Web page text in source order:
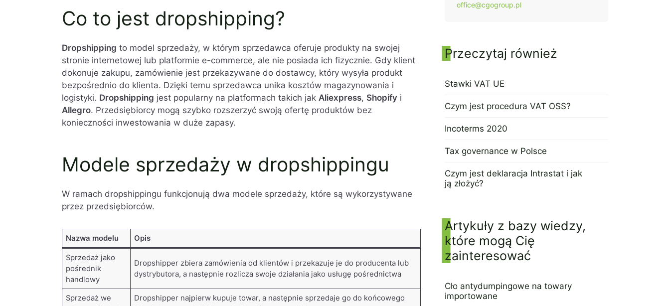
Modele sprzedaży w dropshippingu
Jak rozliczyć VAT w dropshippingu?
Dropshipping do USA z Polski
Dropshipping na platformach e-commerce
Kluczowe elementy rozliczania VAT w dropshippingu
Dropshipping a VAT – wyzwania i najlepsze praktyki
Rozliczenie VAT w dropshippingu – podsumowanie
FAQ – Najczęściej zadawane pytania na temat: Rozliczenie VAT w dropshippingu
Co to jest dropshipping?
Dropshipping to model sprzedaży, w którym sprzedawca oferuje produkty na swojej
stronie internetowej lub platformie e-commerce, ale nie posiada ich fizycznie. Gdy klient
dokonuje zakupu, zamówienie jest przekazywane do dostawcy, który wysyła produkt
bezpośrednio do klienta. Dzięki temu sprzedawca unika kosztów magazynowania i
logistyki. Dropshipping jest popularny na platformach takich jak Aliexpress, Shopify i
Allegro. Przedsiębiorcy mogą szybko rozszerzyć swoją ofertę produktów bez
konieczności inwestowania w duże zapasy.
Modele sprzedaży w dropshippingu
W ramach dropshippingu funkcjonują dwa modele sprzedaży, które są wykorzystywane
przez przedsiębiorców.
Nazwa modelu Opis
Sprzedaż jako
pośrednik
handlowy
Dropshipper zbiera zamówienia od klientów i przekazuje je do producenta lub
dystrybutora, a następnie rozlicza swoje działania jako usługę pośrednictwa
Sprzedaż we
Dropshipper najpierw kupuje towar, a następnie sprzedaje go do końcowego
office@cgogroup.pl
Przeczytaj również
Stawki VAT UE
Czym jest procedura VAT OSS?
Incoterms 2020
Tax governance w Polsce
Czym jest deklaracja Intrastat i jak
ją złożyć?
Artykuły z bazy wiedzy,
które mogą Cię
zainteresować
Cło antydumpingowe na towary
importowane